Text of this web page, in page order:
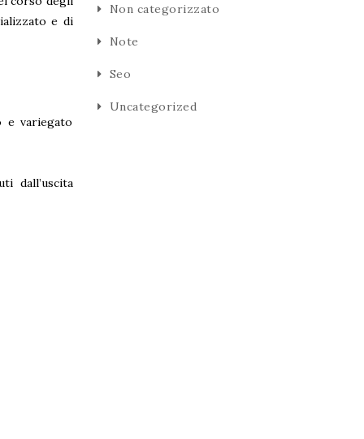
e di
e variegato
dall’uscita
Non categorizzato
Note
Seo
Uncategorized